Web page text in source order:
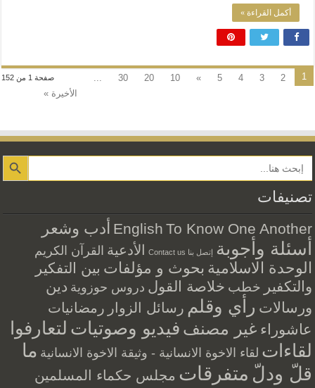
أكمل القراءة »
صفحة 1 من 152 1
2
3
4
5
»
10
20
30
...
الأخيرة »
Search Button
تصنيفات
English To Know One Another أدب وشعر
أسئلة وأجوبة إتصل بنا Contact us الأدعية القرآن الكريم
الوحدة الاسلامية بحوث و مؤلفات بين التفكير
والتكفير خطب خلاصة القول دروس حوزوية دين
ورسالات رأي وقلم رسائل الزوار رمضانيات
عاشوراء غير مصنف فيديو وصوتيات لتعارفوا
لقاءات لقاء الاخوة الانسانية - وثيقة الاخوة الانسانية ما
قلّ ودلّ متفرقات مجلس حكماء المسلمين